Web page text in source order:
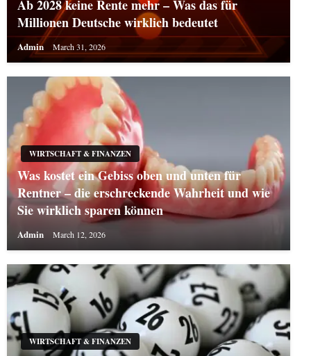
Ab 2028 keine Rente mehr – Was das für
Millionen Deutsche wirklich bedeutet
Admin March 31, 2026
WIRTSCHAFT & FINANZEN
Was kostet ein Gebiss oben und unten für
Rentner – die erschreckende Wahrheit und wie
Sie wirklich sparen können
Admin March 12, 2026
WIRTSCHAFT & FINANZEN